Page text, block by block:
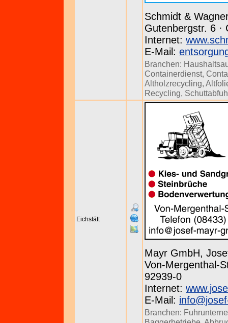
Schmidt &
Gutenbergstr. 6 ·
Internet:
E-Mail:
Branchen:
Containerdienst,
Altholzrecycling,
Recycling,
Eichstätt
Mayr GmbH,
Von-Mergenthal-
92939-0
Internet:
E-Mail:
Branchen: